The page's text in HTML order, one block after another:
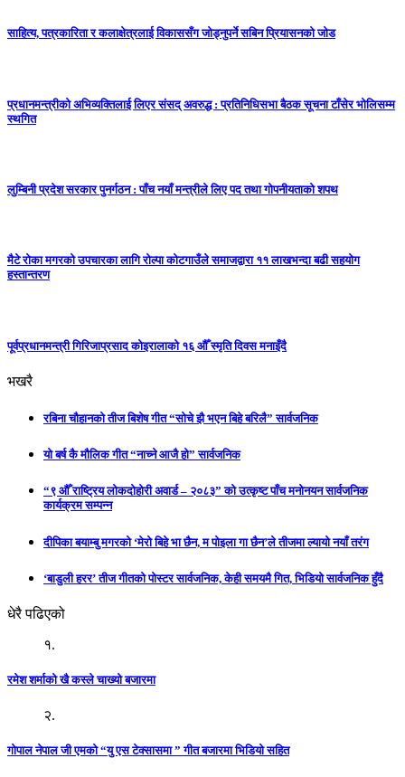
साहित्य, पत्रकारिता र कलाक्षेत्रलाई विकाससँग जोड्नुपर्ने सबिन प्रियासनको जोड
प्रधानमन्त्रीको अभिव्यक्तिलाई लिएर संसद् अवरुद्ध : प्रतिनिधिसभा बैठक सूचना टाँसेर भोलिसम्म
स्थगित
लुम्बिनी प्रदेश सरकार पुनर्गठन : पाँच नयाँ मन्त्रीले लिए पद तथा गोपनीयताको शपथ
मैटे रोका मगरको उपचारका लागि रोल्पा कोटगाउँले समाजद्वारा ११ लाखभन्दा बढी सहयोग
हस्तान्तरण
पूर्वप्रधानमन्त्री गिरिजाप्रसाद कोइरालाको १६ औँ स्मृति दिवस मनाइँदै
भखरै
रबिना चौहानको तीज बिशेष गीत “सोचे झै भएन बिहे बरिलै” सार्वजनिक
यो बर्ष कै मौलिक गीत “नाच्ने आजै हो” सार्वजनिक
“९ औँ राष्ट्रिय लोकदोहोरी अवार्ड – २०८३” को उत्कृष्ट पाँच मनोनयन सार्वजनिक
कार्यक्रम सम्पन्न
दीपिका बयाम्बु मगरको ‘मेरो बिहे भा छैन, म पोइला गा छैन’ले तीजमा ल्यायो नयाँ तरंग
‘बाडुली हरर’ तीज गीतको पोस्टर सार्वजनिक, केही समयमै गित, भिडियो सार्वजनिक हुँदै
धेरै पढिएको
१.
रमेश शर्माको खै कस्ले चाख्यो बजारमा
२.
गोपाल नेपाल जी एमको “यु एस टेक्सासमा ” गीत बजारमा भिडियो सहित